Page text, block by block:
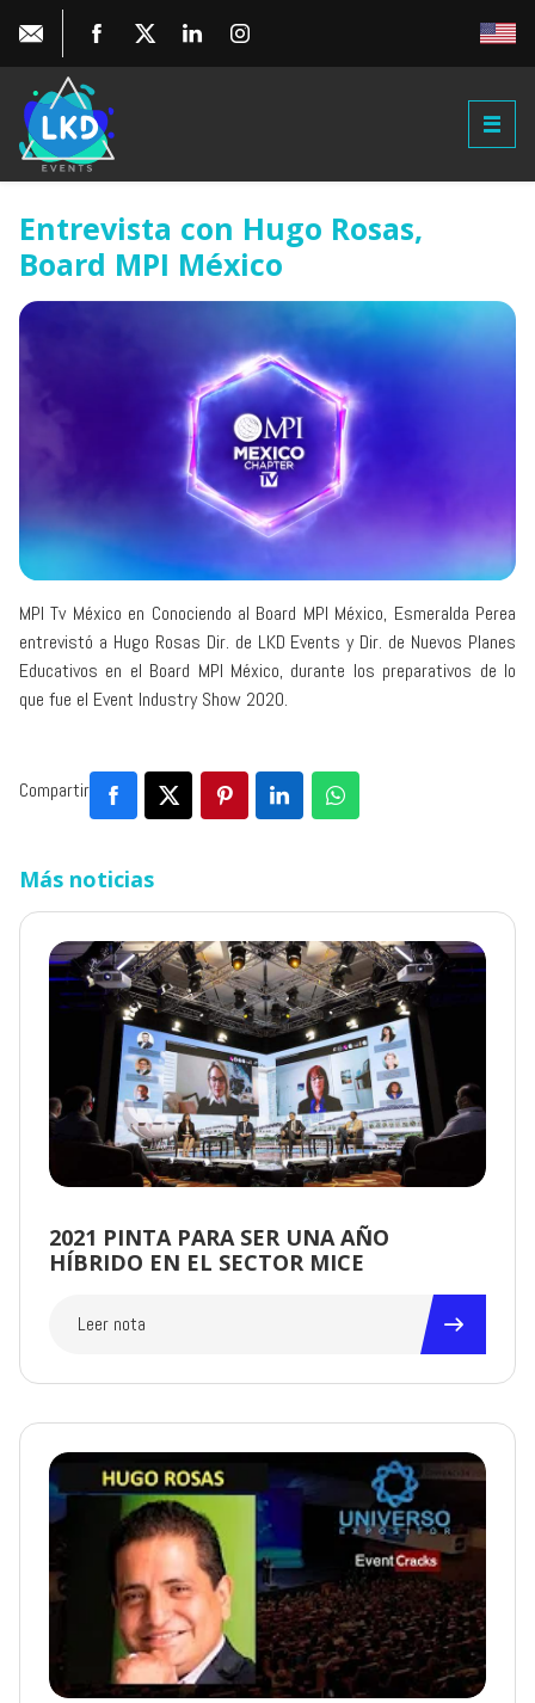
Entrevista con Hugo Rosas,
Board MPI México
MPI Tv México en Conociendo al Board MPI México, Esmeralda Perea
entrevistó a Hugo Rosas Dir. de LKD Events y Dir. de Nuevos Planes
Educativos en el Board MPI México, durante los preparativos de lo
que fue el Event Industry Show 2020.
Compartir
Más noticias
2021 PINTA PARA SER UNA AÑO
HÍBRIDO EN EL SECTOR MICE
Leer nota